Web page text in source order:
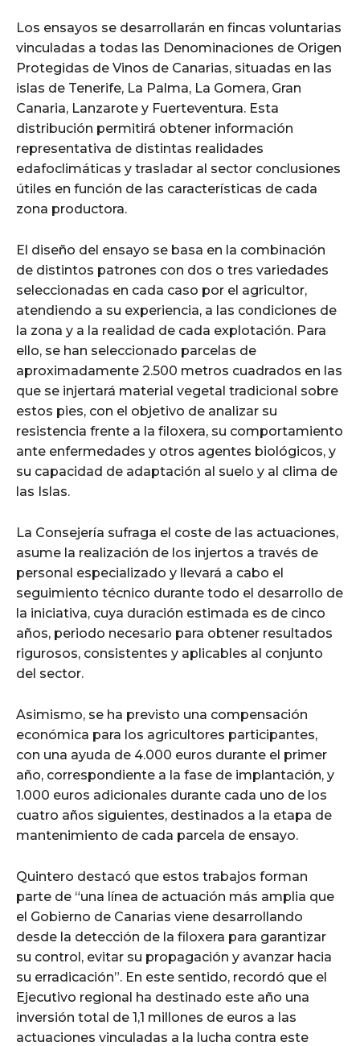
Los ensayos se desarrollarán en fincas voluntarias
vinculadas a todas las Denominaciones de Origen
Protegidas de Vinos de Canarias, situadas en las
islas de Tenerife, La Palma, La Gomera, Gran
Canaria, Lanzarote y Fuerteventura. Esta
distribución permitirá obtener información
representativa de distintas realidades
edafoclimáticas y trasladar al sector conclusiones
útiles en función de las características de cada
zona productora.
El diseño del ensayo se basa en la combinación
de distintos patrones con dos o tres variedades
seleccionadas en cada caso por el agricultor,
atendiendo a su experiencia, a las condiciones de
la zona y a la realidad de cada explotación. Para
ello, se han seleccionado parcelas de
aproximadamente 2.500 metros cuadrados en las
que se injertará material vegetal tradicional sobre
estos pies, con el objetivo de analizar su
resistencia frente a la filoxera, su comportamiento
ante enfermedades y otros agentes biológicos, y
su capacidad de adaptación al suelo y al clima de
las Islas.
La Consejería sufraga el coste de las actuaciones,
asume la realización de los injertos a través de
personal especializado y llevará a cabo el
seguimiento técnico durante todo el desarrollo de
la iniciativa, cuya duración estimada es de cinco
años, periodo necesario para obtener resultados
rigurosos, consistentes y aplicables al conjunto
del sector.
Asimismo, se ha previsto una compensación
económica para los agricultores participantes,
con una ayuda de 4.000 euros durante el primer
año, correspondiente a la fase de implantación, y
1.000 euros adicionales durante cada uno de los
cuatro años siguientes, destinados a la etapa de
mantenimiento de cada parcela de ensayo.
Quintero destacó que estos trabajos forman
parte de “una línea de actuación más amplia que
el Gobierno de Canarias viene desarrollando
desde la detección de la filoxera para garantizar
su control, evitar su propagación y avanzar hacia
su erradicación”. En este sentido, recordó que el
Ejecutivo regional ha destinado este año una
inversión total de 1,1 millones de euros a las
actuaciones vinculadas a la lucha contra este